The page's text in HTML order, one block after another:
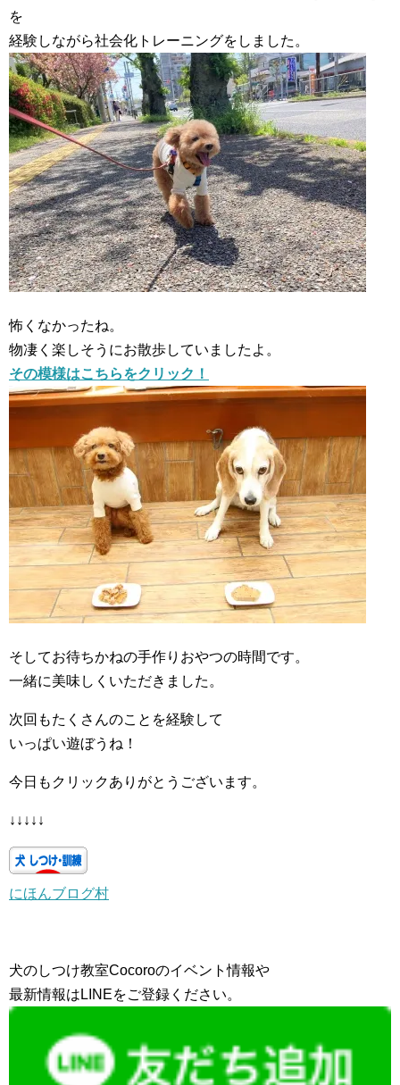
を
経験しながら社会化トレーニングをしました。
怖くなかったね。
物凄く楽しそうにお散歩していましたよ。
その模様はこちらをクリック！
そしてお待ちかねの手作りおやつの時間です。
一緒に美味しくいただきました。
次回もたくさんのことを経験して
いっぱい遊ぼうね！
今日もクリックありがとうございます。
↓↓↓↓↓
にほんブログ村
犬のしつけ教室Cocoroのイベント情報や
最新情報はLINEをご登録ください。